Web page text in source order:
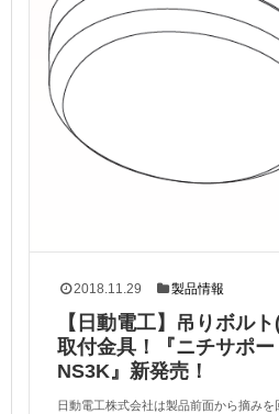
2018.11.29 製品情報
【日動電工】吊りボル
取付金具！『ニチサポ
NS3K』新発売！
日動電工株式会社は製品前面から摘み